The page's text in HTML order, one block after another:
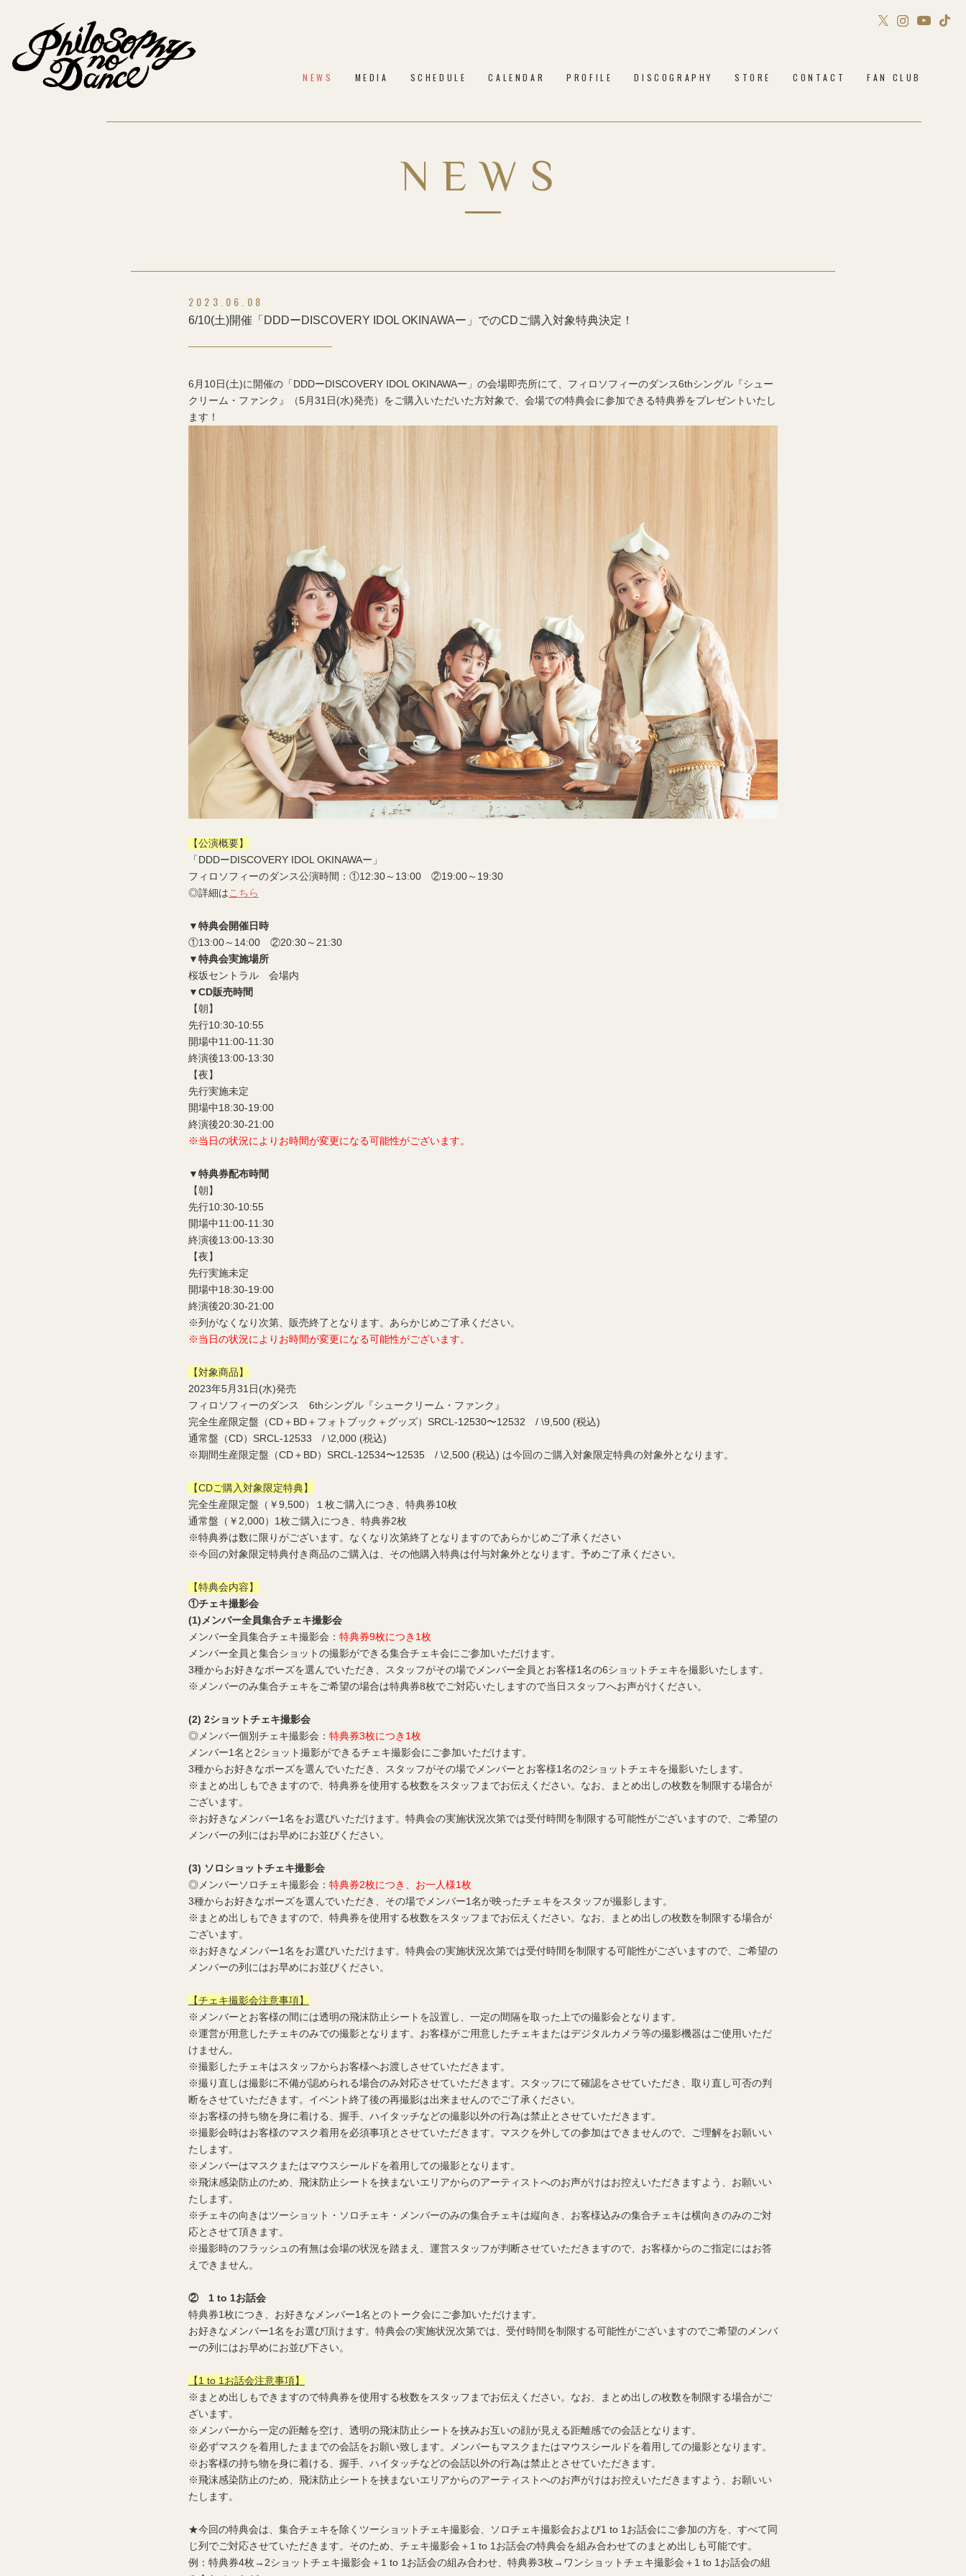
NEWS MEDIA SCHEDULE CALENDAR PROFILE DISCOGRAPHY STORE
Philosophy no Dance STORE
CONTACT FAN CLUB
NEWS
2023.06.08
6/10(土)開催「DDDーDISCOVERY IDOL OKINAWAー」でのCDご購入対象特典決定！
6月10日(土)に開催の「DDDーDISCOVERY IDOL OKINAWAー」の会場即売所にて、フィロソフィーのダンス6thシングル『シュー
クリーム・ファンク』（5月31日(水)発売）をご購入いただいた方対象で、会場での特典会に参加できる特典券をプレゼントいたし
ます！
【公演概要】
「DDDーDISCOVERY IDOL OKINAWAー」
フィロソフィーのダンス公演時間：①12:30～13:00 ②19:00～19:30
◎詳細はこちら
▼特典会開催日時
①13:00～14:00 ②20:30～21:30
▼特典会実施場所
桜坂セントラル 会場内
▼CD販売時間
【朝】
先行10:30-10:55
開場中11:00-11:30
終演後13:00-13:30
【夜】
先行実施未定
開場中18:30-19:00
終演後20:30-21:00
※当日の状況によりお時間が変更になる可能性がございます。
▼特典券配布時間
【朝】
先行10:30-10:55
開場中11:00-11:30
終演後13:00-13:30
【夜】
先行実施未定
開場中18:30-19:00
終演後20:30-21:00
※列がなくなり次第、販売終了となります。あらかじめご了承ください。
※当日の状況によりお時間が変更になる可能性がございます。
【対象商品】
2023年5月31日(水)発売
フィロソフィーのダンス 6thシングル『シュークリーム・ファンク』
完全生産限定盤（CD＋BD＋フォトブック＋グッズ）SRCL-12530〜12532 / \9,500 (税込)
通常盤（CD）SRCL-12533 / \2,000 (税込)
※期間生産限定盤（CD＋BD）SRCL-12534〜12535 / \2,500 (税込) は今回のご購入対象限定特典の対象外となります。
【CDご購入対象限定特典】
完全生産限定盤（￥9,500）１枚ご購入につき、特典券10枚
通常盤（￥2,000）1枚ご購入につき、特典券2枚
※特典券は数に限りがございます。なくなり次第終了となりますのであらかじめご了承ください
※今回の対象限定特典付き商品のご購入は、その他購入特典は付与対象外となります。予めご了承ください。
【特典会内容】
①チェキ撮影会
(1) メンバー全員集合チェキ撮影会
メンバー全員集合チェキ撮影会： 特典券9枚につき1枚
メンバー全員と集合ショットの撮影ができる集合チェキ会にご参加いただけます。
3種からお好きなポーズを選んでいただき、スタッフがその場でメンバー全員とお客様1名の6ショットチェキを撮影いたします。
※メンバーのみ集合チェキをご希望の場合は特典券8枚でご対応いたしますので当日スタッフへお声がけください。
(2) 2ショットチェキ撮影会
◎メンバー個別チェキ撮影会： 特典券3枚につき1枚
メンバー1名と2ショット撮影ができるチェキ撮影会にご参加いただけます。
3種からお好きなポーズを選んでいただき、スタッフがその場でメンバーとお客様1名の2ショットチェキを撮影いたします。
※まとめ出しもできますので、特典券を使用する枚数をスタッフまでお伝えください。なお、まとめ出しの枚数を制限する場合が
ございます。
※お好きなメンバー1名をお選びいただけます。特典会の実施状況次第では受付時間を制限する可能性がございますので、ご希望の
メンバーの列にはお早めにお並びください。
(3) ソロショットチェキ撮影会
◎メンバーソロチェキ撮影会： 特典券2枚につき、お一人様1枚
3種からお好きなポーズを選んでいただき、その場でメンバー1名が映ったチェキをスタッフが撮影します。
※まとめ出しもできますので、特典券を使用する枚数をスタッフまでお伝えください。なお、まとめ出しの枚数を制限する場合が
ございます。
※お好きなメンバー1名をお選びいただけます。特典会の実施状況次第では受付時間を制限する可能性がございますので、ご希望の
メンバーの列にはお早めにお並びください。
【チェキ撮影会注意事項】
※メンバーとお客様の間には透明の飛沫防止シートを設置し、一定の間隔を取った上での撮影会となります。
※運営が用意したチェキのみでの撮影となります。お客様がご用意したチェキまたはデジタルカメラ等の撮影機器はご使用いただ
けません。
※撮影したチェキはスタッフからお客様へお渡しさせていただきます。
※撮り直しは撮影に不備が認められる場合のみ対応させていただきます。スタッフにて確認をさせていただき、取り直し可否の判
断をさせていただきます。イベント終了後の再撮影は出来ませんのでご了承ください。
※お客様の持ち物を身に着ける、握手、ハイタッチなどの撮影以外の行為は禁止とさせていただきます。
※撮影会時はお客様のマスク着用を必須事項とさせていただきます。マスクを外しての参加はできませんので、ご理解をお願いい
たします。
※メンバーはマスクまたはマウスシールドを着用しての撮影となります。
※飛沫感染防止のため、飛沫防止シートを挟まないエリアからのアーティストへのお声がけはお控えいただきますよう、お願いい
たします。
※チェキの向きはツーショット・ソロチェキ・メンバーのみの集合チェキは縦向き、お客様込みの集合チェキは横向きのみのご対
応とさせて頂きます。
※撮影時のフラッシュの有無は会場の状況を踏まえ、運営スタッフが判断させていただきますので、お客様からのご指定にはお答
えできません。
② 1 to 1お話会
特典券1枚につき、お好きなメンバー1名とのトーク会にご参加いただけます。
お好きなメンバー1名をお選び頂けます。特典会の実施状況次第では、受付時間を制限する可能性がございますのでご希望のメンバ
ーの列にはお早めにお並び下さい。
【1 to 1お話会注意事項】
※まとめ出しもできますので特典券を使用する枚数をスタッフまでお伝えください。なお、まとめ出しの枚数を制限する場合がご
ざいます。
※メンバーから一定の距離を空け、透明の飛沫防止シートを挟みお互いの顔が見える距離感での会話となります。
※必ずマスクを着用したままでの会話をお願い致します。メンバーもマスクまたはマウスシールドを着用しての撮影となります。
※お客様の持ち物を身に着ける、握手、ハイタッチなどの会話以外の行為は禁止とさせていただきます。
※飛沫感染防止のため、飛沫防止シートを挟まないエリアからのアーティストへのお声がけはお控えいただきますよう、お願いい
たします。
★今回の特典会は、集合チェキを除くツーショットチェキ撮影会、ソロチェキ撮影会および1 to 1お話会にご参加の方を、すべて同
じ列でご対応させていただきます。そのため、チェキ撮影会＋1 to 1お話会の特典会を組み合わせてのまとめ出しも可能です。
例：特典券4枚→2ショットチェキ撮影会＋1 to 1お話会の組み合わせ、特典券3枚→ワンショットチェキ撮影会＋1 to 1お話会の組